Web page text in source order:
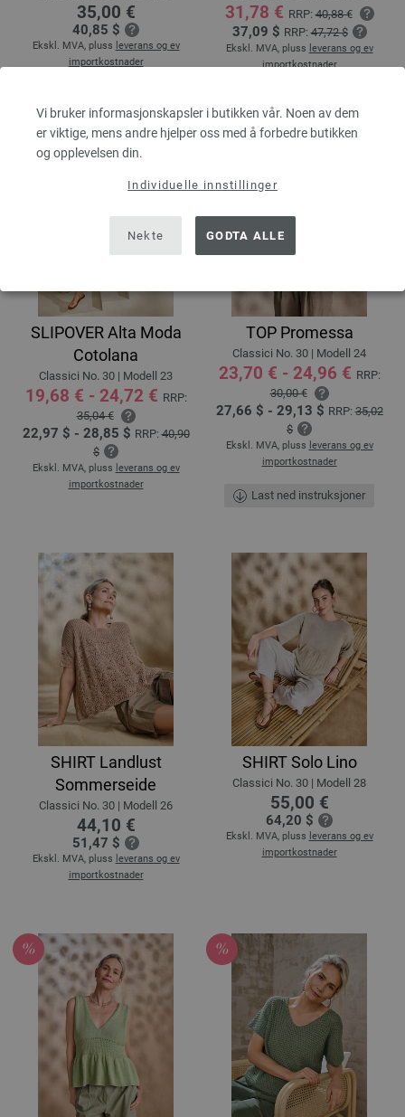
Vi bruker informasjonskapsler i butikken vår. Noen av dem
er viktige, mens andre hjelper oss med å forbedre butikken
og opplevelsen din.
Individuelle innstillinger
Nekte GODTA ALLE
35,00 €
40,85 $
Ekskl. MVA, pluss leverans og ev
importkostnader
31,78 € RRP:40,88 €
37,09 $ RRP:47,72 $
Ekskl. MVA, pluss leverans og ev
importkostnader
SLIPOVER Alta Moda
Cotolana
Classici No. 30 | Modell 23
19,68 € - 24,72 € RRP:
35,04 €
22,97 $ - 28,85 $ RRP:40,90
$
Ekskl. MVA, pluss leverans og ev
importkostnader
TOP Promessa
Classici No. 30 | Modell 24
23,70 € - 24,96 € RRP:
30,00 €
27,66 $ - 29,13 $ RRP:35,02
$
Ekskl. MVA, pluss leverans og ev
importkostnader
Last ned instruksjoner
SHIRT Landlust
Sommerseide
Classici No. 30 | Modell 26
44,10 €
51,47 $
Ekskl. MVA, pluss leverans og ev
importkostnader
SHIRT Solo Lino
Classici No. 30 | Modell 28
55,00 €
64,20 $
Ekskl. MVA, pluss leverans og ev
importkostnader